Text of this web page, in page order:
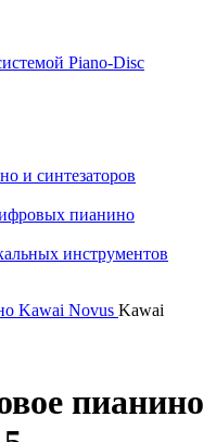
Piano-Disc
и синтезаторов
пианино
инструментов
Kawai Novus Kawai
пианино